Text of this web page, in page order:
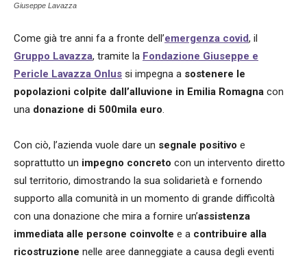
Giuseppe Lavazza
Come già tre anni fa a fronte dell’emergenza covid, il
Gruppo Lavazza, tramite la Fondazione Giuseppe e
Pericle Lavazza Onlus si impegna a sostenere le
popolazioni colpite dall’alluvione in Emilia Romagna con
una donazione di 500mila euro.
Con ciò, l’azienda vuole dare un segnale positivo e
soprattutto un impegno concreto con un intervento diretto
sul territorio, dimostrando la sua solidarietà e fornendo
supporto alla comunità in un momento di grande difficoltà
con una donazione che mira a fornire un’assistenza
immediata alle persone coinvolte e a contribuire alla
ricostruzione nelle aree danneggiate a causa degli eventi